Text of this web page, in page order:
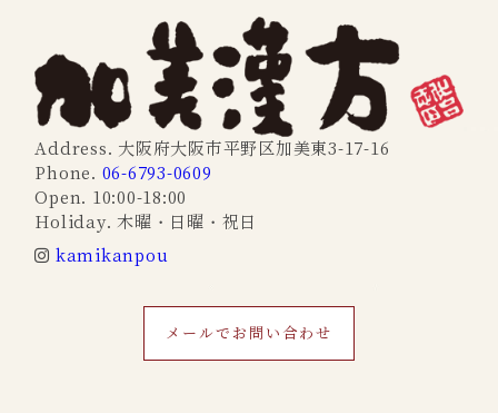
Address. 大阪府大阪市平野区加美東3-17-16
Phone. 06-6793-0609
Open. 10:00-18:00
Holiday. 木曜・日曜・祝日
kamikanpou
メールでお問い合わせ